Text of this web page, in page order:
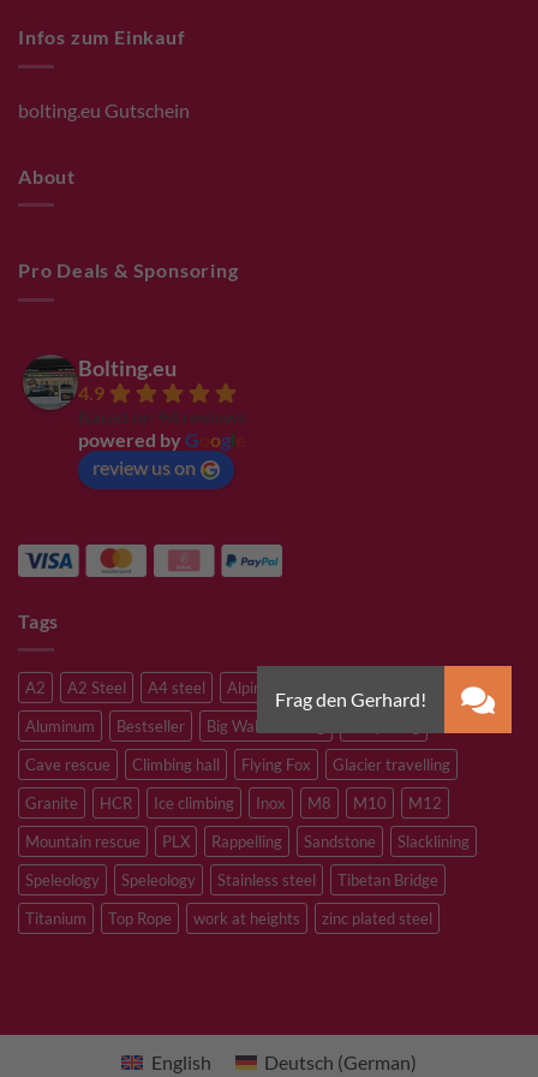
Infos zum Einkauf
bolting.eu Gutschein
About
Pro Deals & Sponsoring
Bolting.eu
4.9
Based on 94 reviews
powered by G ogl
review us on
Tags
A2 A2 Steel A4 steel Alpine climbing
Aluminum
Bestseller Big Wall Climbing
Cave rescue
Climbing hall Flying Fox
Glacier travelling
Granite
HCR Ice climbing Inox M8 M10
M12
Mountain rescue
PLX Rappelling Sandstone
Slacklining
Speleology
Speleology Stainless steel
Tibetan Bridge
Titanium
Top Rope work at heights zinc plated steel
English Deutsch (German)